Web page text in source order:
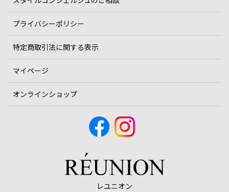
プライバシーポリシー
特定商取引法に関する表示
マイページ
オンラインショップ
レユニオン